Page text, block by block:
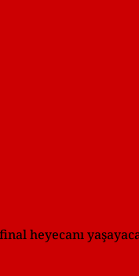
heyecanı